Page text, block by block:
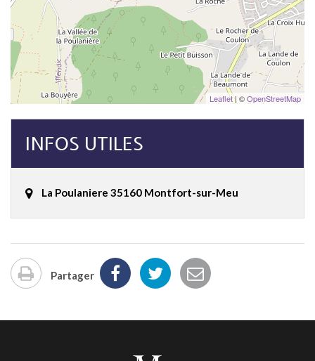
Leaflet| ©OpenStreetMap
INFOS UTILES
La Poulaniere 35160 Montfort-sur-Meu
Imprimer
Partager